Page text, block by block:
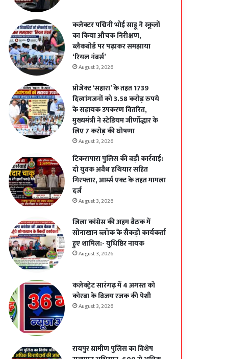
कलेक्टर पद्मिनी भोई साहू ने स्कूलों
का किया औचक निरीक्षण,
ब्लैकबोर्ड पर पढ़ाकर समझाया
‘रियल नंबर्स’
August 3, 2026
प्रोजेक्ट ‘सहारा’ के तहत 1739
दिव्यांगजनों को 3.58 करोड़ रुपये
के सहायक उपकरण वितरित,
मुख्यमंत्री ने स्टेडियम जीर्णोद्धार के
लिए 7 करोड़ की घोषणा
August 3, 2026
टिकरापारा पुलिस की बड़ी कार्रवाई:
दो युवक अवैध हथियार सहित
गिरफ्तार, आर्म्स एक्ट के तहत मामला
दर्ज
August 3, 2026
जिला कांग्रेस की अहम बैठक में
सोनाखान ब्लॉक के सैकड़ों कार्यकर्ता
हुए शामिल:- युधिष्ठिर नायक
August 3, 2026
कलेक्ट्रेट सारंगढ़ में 4 अगस्त को
कोरबा के विजय रजक की पेशी
August 3, 2026
रायपुर ग्रामीण पुलिस का विशेष